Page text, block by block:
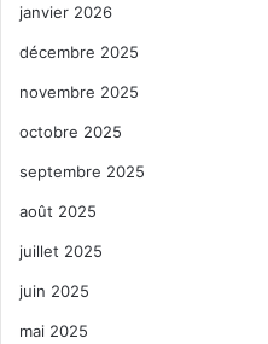
janvier 2026
décembre 2025
novembre 2025
octobre 2025
septembre 2025
août 2025
juillet 2025
juin 2025
mai 2025